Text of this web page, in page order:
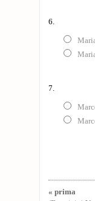
6.
7.
« prima